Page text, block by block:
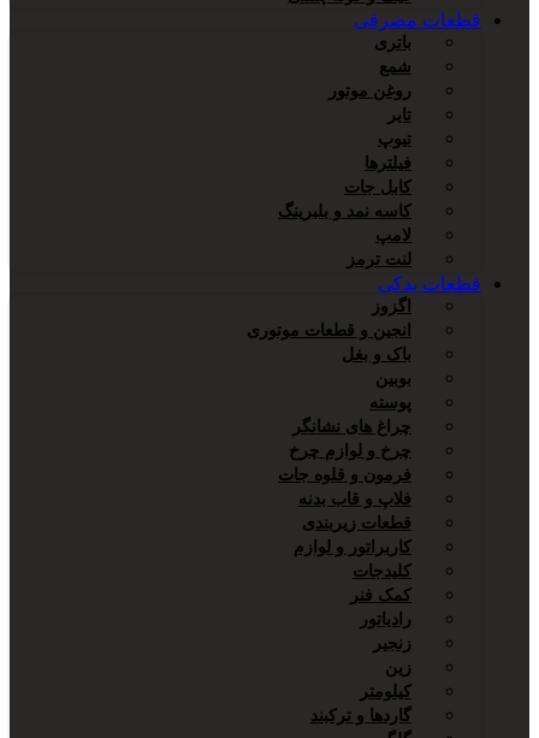
قطعات مصرفی
باتری
شمع
روغن موتور
تایر
تیوپ
فیلترها
کابل جات
کاسه نمد و بلبرینگ
لامپ
لنت ترمز
قطعات یدکی
اگزوز
انجین و قطعات موتوری
باک و بغل
بوبین
پوسته
چراغ های نشانگر
چرخ و لوازم چرخ
فرمون و قلوه جات
فلاپ و قاب بدنه
قطعات زیربندی
کاربراتور و لوازم
کلیدجات
کمک فنر
رادیاتور
زنجیر
زین
کیلومتر
گاردها و ترکبند